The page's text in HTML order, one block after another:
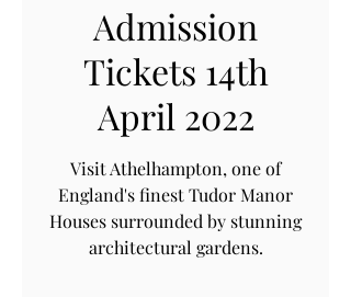
Admission
Tickets 14th
April 2022
Visit Athelhampton, one of
England's finest Tudor Manor
Houses surrounded by stunning
architectural gardens.